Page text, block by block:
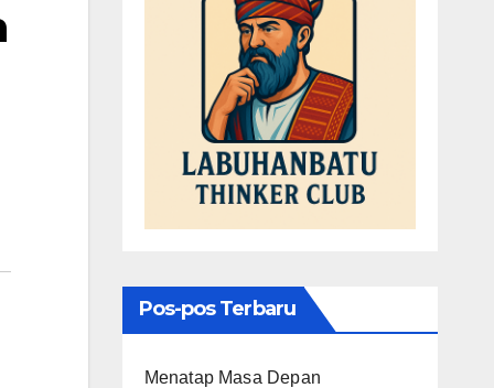
Pos-pos Terbaru
Menatap Masa Depan